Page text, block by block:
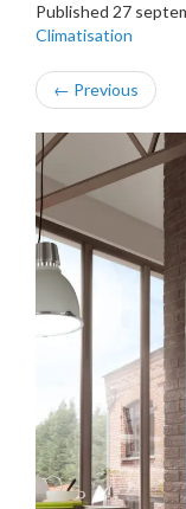
Published 27
Climatisation
← Previous